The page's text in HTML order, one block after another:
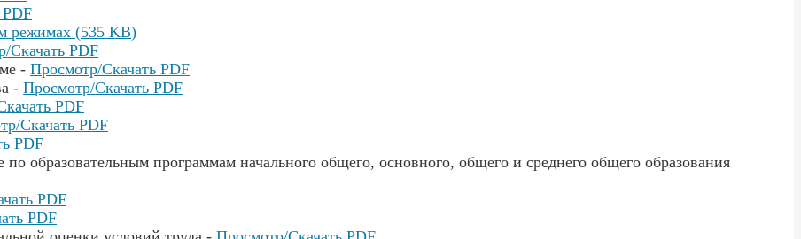
режимах (535 KB)
Скачать PDF
- Просмотр/Скачать PDF
- Просмотр/Скачать PDF
PDF
Скачать PDF
PDF
образовательным программам начального общего, основного, общего и среднего общего образования
PDF
PDF